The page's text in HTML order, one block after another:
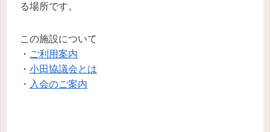
る場所です。
この施設について
・ ご利用案内
・ 小田協議会とは
・ 入会のご案内